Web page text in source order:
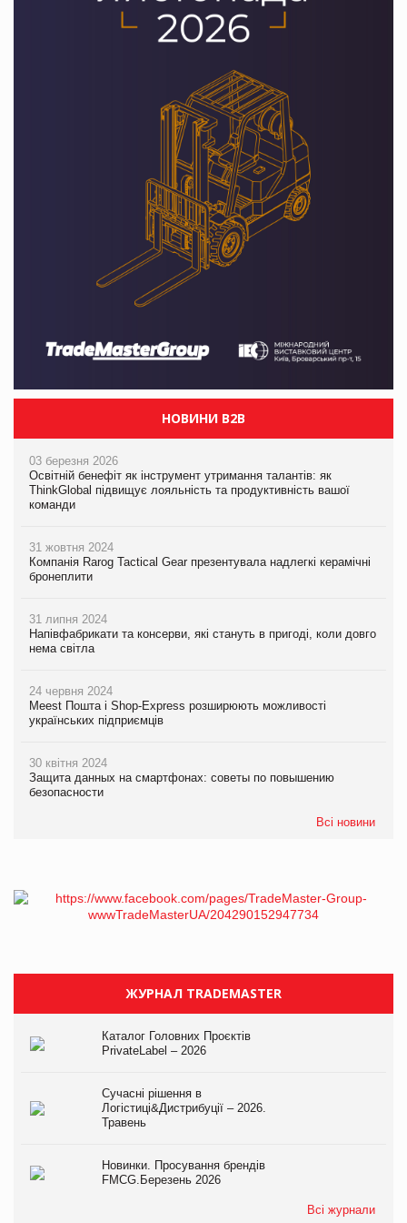
НОВИНИ B2B
03 березня 2026
Освітній бенефіт як інструмент утримання талантів: як
ThinkGlobal підвищує лояльність та продуктивність вашої
команди
31 жовтня 2024
Компанія Rarog Tactical Gear презентувала надлегкі керамічні
бронеплити
31 липня 2024
Напівфабрикати та консерви, які стануть в пригоді, коли довго
нема світла
24 червня 2024
Meest Пошта і Shop-Express розширюють можливості
українських підприємців
30 квітня 2024
Защита данных на смартфонах: советы по повышению
безопасности
Всі новини
ЖУРНАЛ TRADEMASTER
Каталог Головних Проєктів
PrivateLabel – 2026
Сучасні рішення в
Логістиці&Дистрибуції – 2026.
Травень
Новинки. Просування брендів
FMCG.Березень 2026
Всі журнали